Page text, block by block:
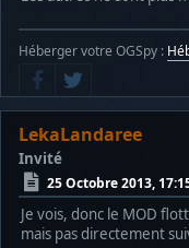
Héberger votre OGSpy :
LekaLandaree
Invité
25 Octobre 2013,
Je vois, donc le MOD
mais pas directement